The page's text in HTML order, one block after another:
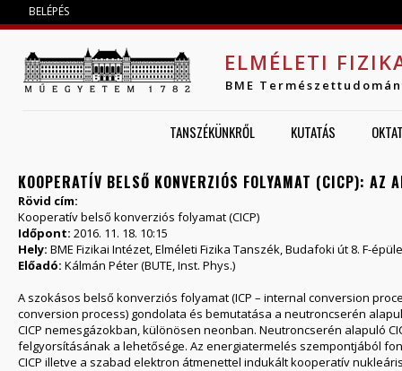
BELÉPÉS
ELMÉLETI
BME
TANSZÉKÜNKRŐL KUTATÁS
KOOPERATÍV BELSŐ KONVERZIÓS FOLYAMAT (CICP): AZ
Rövid cím:
Kooperatív belső konverziós folyamat (CICP)
Időpont: 2016. 11. 18. 10:15
Hely: BME Fizikai Intézet, Elméleti Fizika Tanszék, Budafoki út 8. F-
Előadó: Kálmán Péter (BUTE, Inst. Phys.)
A szokásos belső konverziós folyamat (ICP – internal conversion
conversion process) gondolata és bemutatása a neutroncserén
CICP nemesgázokban, különösen neonban. Neutroncserén alapuló
felgyorsításának a lehetősége. Az energiatermelés szempontjából
CICP illetve a szabad elektron átmenettel indukált kooperatív